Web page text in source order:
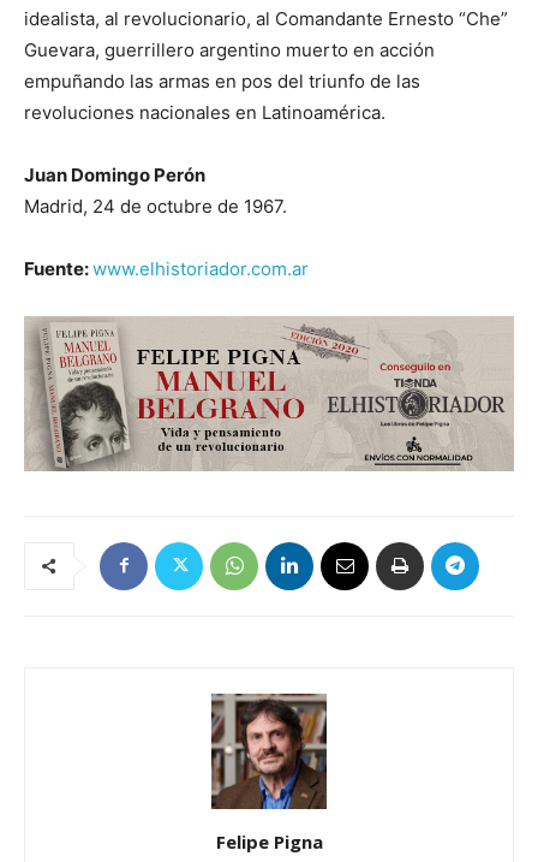
idealista, al revolucionario, al Comandante Ernesto “Che”
Guevara, guerrillero argentino muerto en acción
empuñando las armas en pos del triunfo de las
revoluciones nacionales en Latinoamérica.
Juan Domingo Perón
Madrid, 24 de octubre de 1967.
Fuente:www.elhistoriador.com.ar
Felipe Pigna